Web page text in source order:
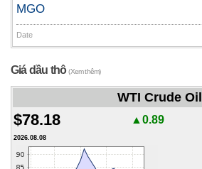
MGO
Date
Giá dầu thô(Xem thêm)
WTI Crude Oil
$78.18 ▲0.89
2026.08.08